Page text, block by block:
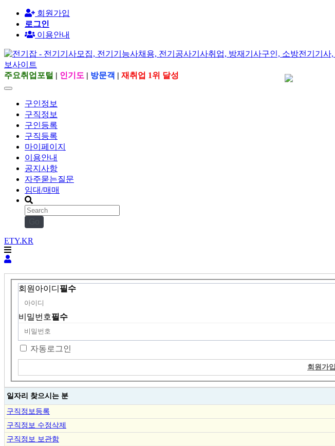
회원가입
로그인
이용안내
주요취업포털 | 인기도 | 방문객 | 재취업 1위 달성
구인정보
구직정보
구인등록
구직등록
마이페이지
이용안내
공지사항
자주묻는질문
임대/매매
ETY.KR
회원아이디 필수
비밀번호필수
자동로그인
회원가입
일자리 찾으시는 분
구직정보등록
구직정보 수정삭제
구직정보 보관함